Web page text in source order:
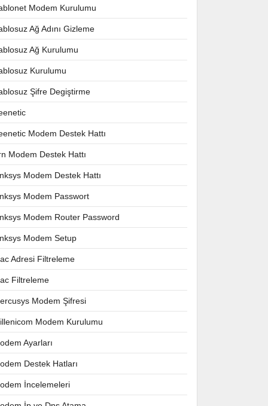
Modem Kurulumu
Ağ Adını Gizleme
Ağ Kurulumu
Kurulumu
Şifre Degiştirme
Modem Destek Hattı
Modem Destek Hattı
Modem Destek Hattı
Modem Passwort
Modem Router Password
Modem Setup
Adresi Filtreleme
Filtreleme
Modem Şifresi
Modem Kurulumu
Ayarları
Destek Hatları
İncelemeleri